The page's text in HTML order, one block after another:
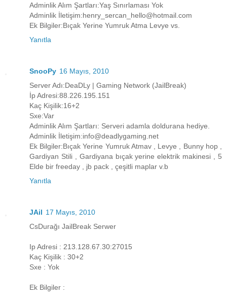
Adminlik Alım Şartları:Yaş Sınırlaması Yok
Adminlik İletişim:henry_sercan_hello@hotmail.com
Ek Bilgiler:Bıçak Yerine Yumruk Atma Levye vs.
Yanıtla
SnooPy 16 Mayıs, 2010
Server Adı:DeaDLy | Gaming Network (JailBreak)
İp Adresi:88.226.195.151
Kaç Kişilik:16+2
Sxe:Var
Adminlik Alım Şartları: Serveri adamla doldurana hediye.
Adminlik İletişim:info@deadlygaming.net
Ek Bilgiler:Bıçak Yerine Yumruk Atmav , Levye , Bunny hop ,
Gardiyan Stili , Gardiyana bıçak yerine elektrik makinesi , 5
Elde bir freeday , jb pack , çeşitli maplar v.b
Yanıtla
JAil 17 Mayıs, 2010
CsDurağı JailBreak Serwer
Ip Adresi : 213.128.67.30:27015
Kaç Kişilik : 30+2
Sxe : Yok
Ek Bilgiler :